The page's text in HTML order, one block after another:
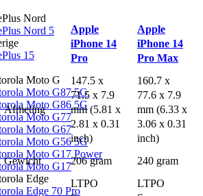
Nord
Nord 5
15
Moto G
Moto G87 5G
Moto G86 5G
Moto G77
Moto G67
Moto G56 5G
Moto G17 Power
Moto G17
Edge
Edge 70 Pro
Apple
iPhone 14
Pro
Apple
iPhone 14
Pro Max
Afmeting
147.5 x
71.5 x 7.9
mm (5.81 x
2.81 x 0.31
inch)
160.7 x
77.6 x 7.9
mm (6.33 x
3.06 x 0.31
inch)
Gewicht
206 gram 240 gram
LTPO
LTPO